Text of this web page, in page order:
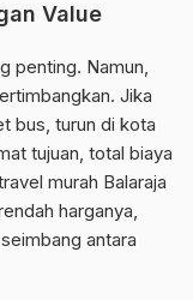
Value
penting. Namun,
Jika
bus, turun di kota
tujuan, total biaya
murah Balaraja
harganya,
antara